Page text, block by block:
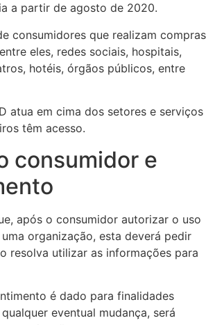
a partir de agosto de 2020.
consumidores que realizam compras
eles, redes sociais, hospitais,
hotéis, órgãos públicos, entre
atua em cima dos setores e serviços
têm acesso.
consumidor e
após o consumidor autorizar o uso
organização, esta deverá pedir
resolva utilizar as informações para
é dado para finalidades
eventual mudança, será